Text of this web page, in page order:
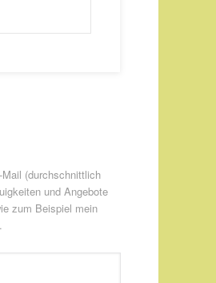
Mail (durchschnittlich
und Angebote
zum Beispiel mein